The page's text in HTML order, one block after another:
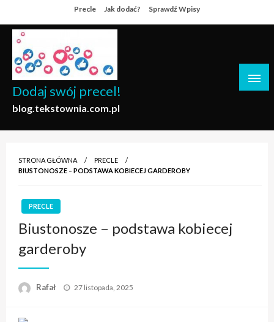
to
content
Precle Jak dodać? Sprawdź Wpisy
Dodaj swój precel!
blog.tekstownia.com.pl
STRONA GŁÓWNA
PRECLE
BIUSTONOSZE – PODSTAWA KOBIECEJ GARDEROBY
PRECLE
Biustonosze – podstawa kobiecej
garderoby
Rafał
Opublikowane
27 listopada, 2025